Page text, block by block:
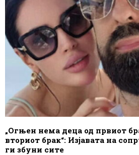
„Огњен нема деца од првиот
вториот брак“: Изјавата на
ги збуни сите